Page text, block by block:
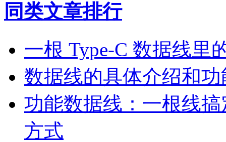
同类文章排行
一根 Type-C 数据线里
数据线的具体介绍和功
功能数据线：一根线
方式